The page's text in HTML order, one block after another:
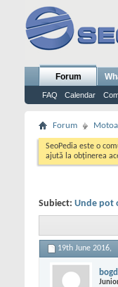
Forum
FAQ Calendar
Forum
SeoPedia este o
ajută la obținerea
Subiect: Unde pot
19th June 2016,